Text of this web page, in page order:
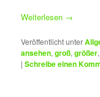
Weiterlesen →
Veröffentlicht unter
ansehen,groß,größer
|Schreibe einen